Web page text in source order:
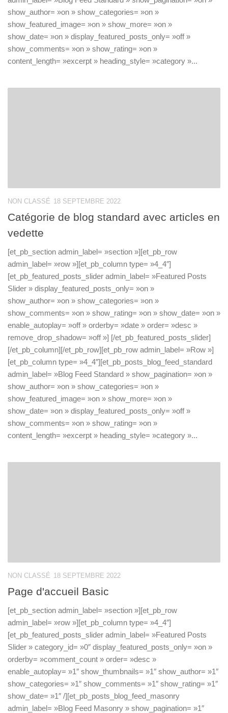
show_author= »on » show_categories= »on »
show_featured_image= »on » show_more= »on »
show_date= »on » display_featured_posts_only= »off »
show_comments= »on » show_rating= »on »
content_length= »excerpt » heading_style= »category »...
NON CLASSÉ 18 SEPTEMBRE 2022
Catégorie de blog standard avec articles en
vedette
[et_pb_section admin_label= »section »][et_pb_row
admin_label= »row »][et_pb_column type= »4_4″]
[et_pb_featured_posts_slider admin_label= »Featured Posts
Slider » display_featured_posts_only= »on »
show_author= »on » show_categories= »on »
show_comments= »on » show_rating= »on » show_date= »on »
enable_autoplay= »off » orderby= »date » order= »desc »
remove_drop_shadow= »off »] [/et_pb_featured_posts_slider]
[/et_pb_column][/et_pb_row][et_pb_row admin_label= »Row »]
[et_pb_column type= »4_4″][et_pb_posts_blog_feed_standard
admin_label= »Blog Feed Standard » show_pagination= »on »
show_author= »on » show_categories= »on »
show_featured_image= »on » show_more= »on »
show_date= »on » display_featured_posts_only= »off »
show_comments= »on » show_rating= »on »
content_length= »excerpt » heading_style= »category »...
NON CLASSÉ 18 SEPTEMBRE 2022
Page d'accueil Basic
[et_pb_section admin_label= »section »][et_pb_row
admin_label= »row »][et_pb_column type= »4_4″]
[et_pb_featured_posts_slider admin_label= »Featured Posts
Slider » category_id= »0″ display_featured_posts_only= »on »
orderby= »comment_count » order= »desc »
enable_autoplay= »1″ show_thumbnails= »1″ show_author= »1″
show_categories= »1″ show_comments= »1″ show_rating= »1″
show_date= »1″ /][et_pb_posts_blog_feed_masonry
admin_label= »Blog Feed Masonry » show_pagination= »1″